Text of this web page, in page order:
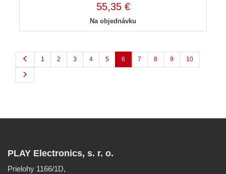
55,35 €
Na objednávku
1 2 3 4 5 6 7 8 9 10
PLAY Electronics, s. r. o.
Prielohy 1166/1D,